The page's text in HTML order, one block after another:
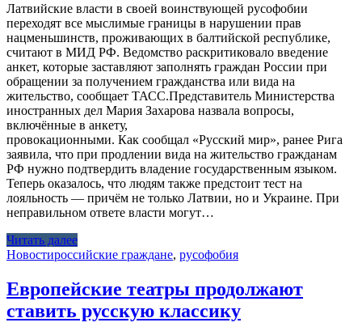
Латвийские власти в своей воинствующей русофобии
переходят все мыслимые границы в нарушении прав
нацменьшинств, проживающих в балтийской республике,
считают в МИД РФ. Ведомство раскритиковало введение
анкет, которые заставляют заполнять граждан России при
обращении за получением гражданства или вида на
жительство, сообщает ТАСС.Представитель Министерства
иностранных дел Мария Захарова назвала вопросы,
включённые в анкету,
провокационными. Как сообщал «Русский мир», ранее Рига
заявила, что при продлении вида на жительство гражданам
РФ нужно подтвердить владение государственным языком.
Теперь оказалось, что людям также предстоит тест на
лояльность — причём не только Латвии, но и Украине. При
неправильном ответе власти могут…
Читать далее
Новостироссийские граждане, русофобия
Европейские театры продолжают
ставить русскую классику